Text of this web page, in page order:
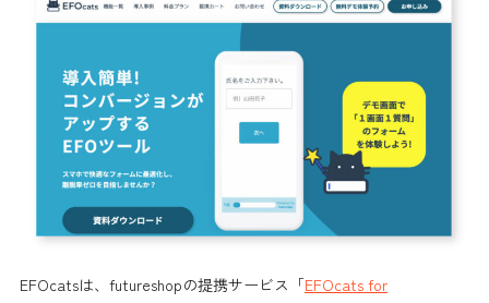
EFOcatsは、futureshopの提携サービス「EFOcats for